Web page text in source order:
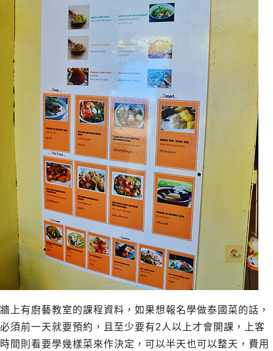
牆上有廚藝教室的課程資料，如果想報名學做泰國菜的話，
必須前一天就要預約，且至少要有2人以上才會開課，上客
時間則看要學幾樣菜來作決定，可以半天也可以整天，費用